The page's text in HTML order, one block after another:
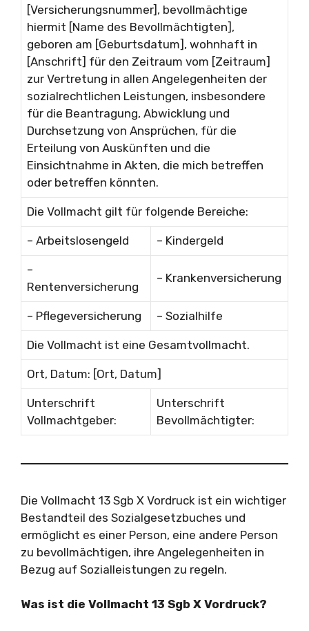
[Versicherungsnummer], bevollmächtige
hiermit [Name des Bevollmächtigten],
geboren am [Geburtsdatum], wohnhaft in
[Anschrift] für den Zeitraum vom [Zeitraum]
zur Vertretung in allen Angelegenheiten der
sozialrechtlichen Leistungen, insbesondere
für die Beantragung, Abwicklung und
Durchsetzung von Ansprüchen, für die
Erteilung von Auskünften und die
Einsichtnahme in Akten, die mich betreffen
oder betreffen könnten.
Die Vollmacht gilt für folgende Bereiche:
– Arbeitslosengeld – Kindergeld
–
Rentenversicherung
– Krankenversicherung
– Pflegeversicherung – Sozialhilfe
Die Vollmacht ist eine Gesamtvollmacht.
Ort, Datum: [Ort, Datum]
Unterschrift
Vollmachtgeber:
Unterschrift
Bevollmächtigter:
Die Vollmacht 13 Sgb X Vordruck ist ein wichtiger
Bestandteil des Sozialgesetzbuches und
ermöglicht es einer Person, eine andere Person
zu bevollmächtigen, ihre Angelegenheiten in
Bezug auf Sozialleistungen zu regeln.
Was ist die Vollmacht 13 Sgb X Vordruck?